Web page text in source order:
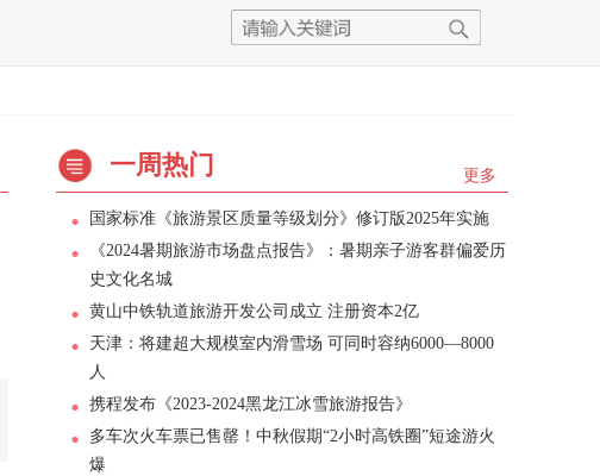
更多
一周热门
国家标准《旅游景区质量等级划分》修订版2025年实施
《2024暑期旅游市场盘点报告》：暑期亲子游客群偏爱历
史文化名城
黄山中铁轨道旅游开发公司成立 注册资本2亿
天津：将建超大规模室内滑雪场 可同时容纳6000—8000
人
携程发布《2023-2024黑龙江冰雪旅游报告》
多车次火车票已售罄！中秋假期“2小时高铁圈”短途游火
爆